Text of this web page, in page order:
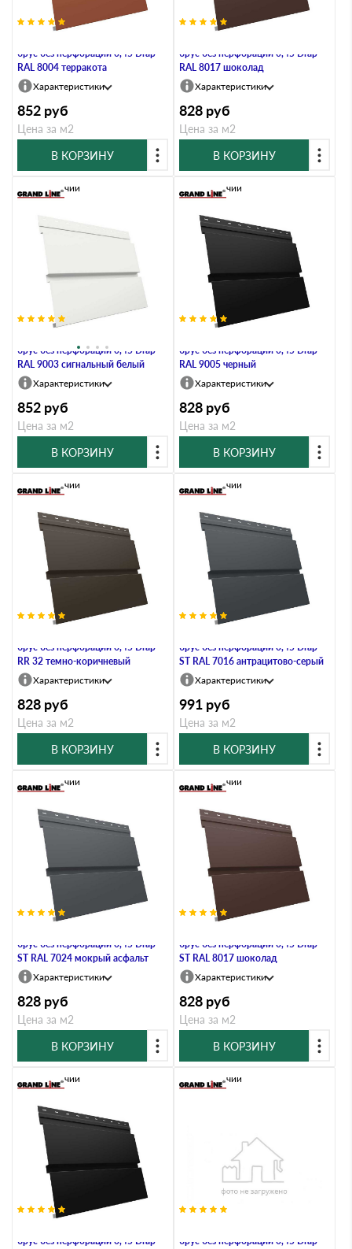
брус без перфорации 0,45 Drap
RAL 8004 терракота
Характеристики
852 руб
Цена за м2
В КОРЗИНУ
брус без перфорации 0,45 Drap
RAL 8017 шоколад
Характеристики
828 руб
Цена за м2
В КОРЗИНУ
брус без перфорации 0,45 Drap
RAL 9003 сигнальный белый
В наличии
Характеристики
852 руб
Цена за м2
В КОРЗИНУ
брус без перфорации 0,45 Drap
RAL 9005 черный
В наличии
Характеристики
828 руб
Цена за м2
В КОРЗИНУ
брус без перфорации 0,45 Drap
RR 32 темно-коричневый
В наличии
Характеристики
828 руб
Цена за м2
В КОРЗИНУ
брус без перфорации 0,45 Drap
ST RAL 7016 антрацитово-серый
В наличии
Характеристики
991 руб
Цена за м2
В КОРЗИНУ
брус без перфорации 0,45 Drap
ST RAL 7024 мокрый асфальт
В наличии
Характеристики
828 руб
Цена за м2
В КОРЗИНУ
брус без перфорации 0,45 Drap
ST RAL 8017 шоколад
В наличии
Характеристики
828 руб
Цена за м2
В КОРЗИНУ
брус без перфорации 0,45 Drap
В наличии
брус без перфорации 0,45 Drap
В наличии